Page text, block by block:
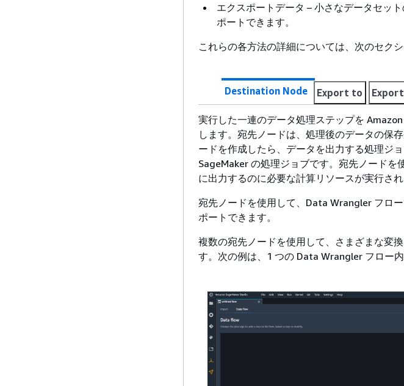
エクスポートデータ – 小さなデータセッ
ポートできます。
これらの各方法の詳細については、次のセク
Destination Node Export to
実行した一連のデータ処理ステップを
します。宛先ノードは、処理後のデータの保
ードを作成したら、データを出力する処理ジ
SageMaker の処理ジョブです。宛先ノードを
に出力するのに必要な計算リソースが実行され
宛先ノードを使用して、Data Wrangler フロ
ポートできます。
複数の宛先ノードを使用して、さまざまな変
す。次の例は、1 つの Data Wrangler フロー